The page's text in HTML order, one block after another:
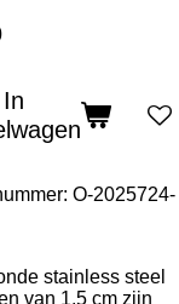
In
O-2025724-
stainless steel
van 1,5 cm zijn